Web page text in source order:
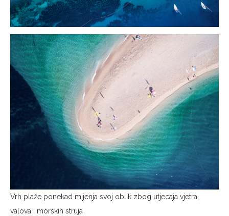
Vrh plaže ponekad mijenja svoj oblik zbog utjecaja vjetra,
valova i morskih struja